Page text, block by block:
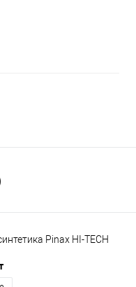
Pinax HI-TECH